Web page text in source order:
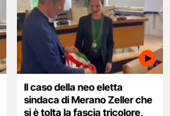
Il caso della neo eletta
sindaca di Merano Zeller che
si è tolta la fascia tricolore,